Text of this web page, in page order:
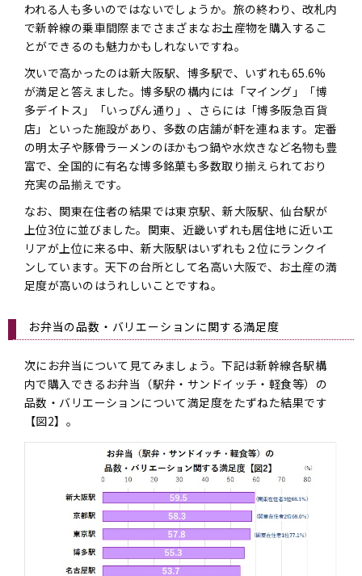
われる人も多いのではないでしょうか。旅の終わり、改札内
で新幹線の乗車間際までさまざまなお土産物を購入するこ
とができるのも魅力かもしれないですね。
次いで高かったのは新大阪駅、博多駅で、いずれも65.6%
が満足と答えました。博多駅の構内には「マイング」「博
多デイトス」「いっぴん通り」、さらには「博多阪急百貨
店」といった施設があり、多数の店舗が軒を連ねます。定番
の明太子や豚骨ラーメンのほかもつ鍋や水炊きなど名物も豊
富で、全国的に有名な博多銘菓も多数取り揃えられており
充実の品揃えです。
なお、関東在住者の結果では東京駅、新大阪駅、仙台駅が
上位3位に並びました。関東、近畿いずれも居住地に近いエ
リアが上位に来る中、新大阪駅はいずれも２位にランクイ
ンしています。天下の台所として名高い大阪で、お土産の満
足度が高いのはうれしいことですね。
お弁当の品数・バリエーションに関する満足度
次にお弁当について見てみましょう。下記は新幹線各駅構
内で購入できるお弁当（駅弁・サンドイッチ・軽食等）の
品数・バリエーションについて満足度をたずねた結果です
【図2】。